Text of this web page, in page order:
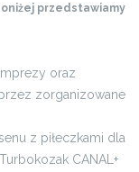
przedstawiamy
oraz
zorganizowane
z piłeczkami dla
CANAL+